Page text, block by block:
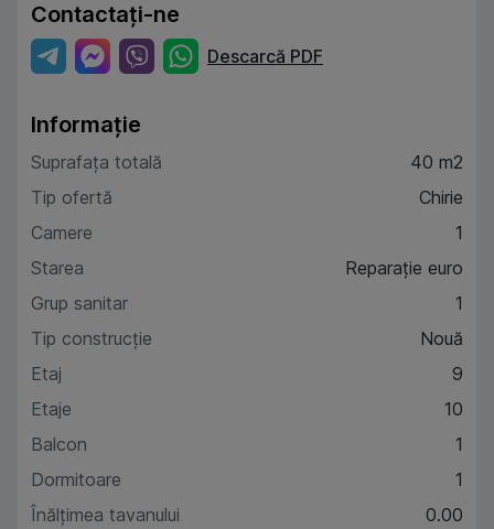
Contactați-ne
Descarcă PDF
Informație
Suprafața totală
40 m2
Tip ofertă
Chirie
Camere
1
Starea
Reparație euro
Grup sanitar
1
Tip construcție
Nouă
Etaj
9
Etaje
10
Balcon
1
Dormitoare
1
Înălțimea tavanului
0.00